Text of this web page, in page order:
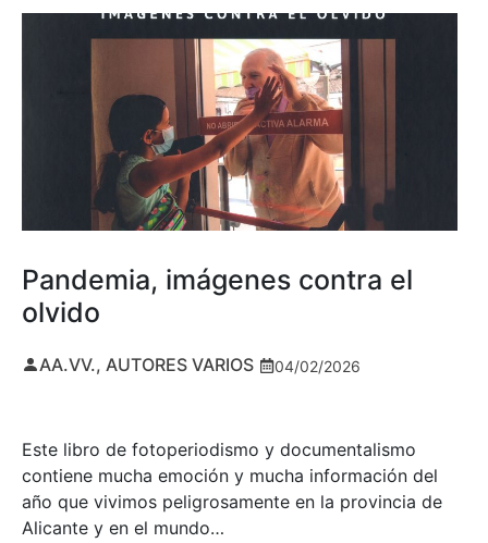
Pandemia, imágenes contra el
olvido
AA.VV., AUTORES VARIOS 04/02/2026
Este libro de fotoperiodismo y documentalismo
contiene mucha emoción y mucha información del
año que vivimos peligrosamente en la provincia de
Alicante y en el mundo…